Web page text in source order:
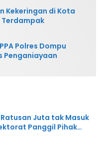
Kekeringan di Kota
Terdampak
Polres Dompu
Penganiayaan
Ratusan Juta tak Masuk
Panggil Pihak